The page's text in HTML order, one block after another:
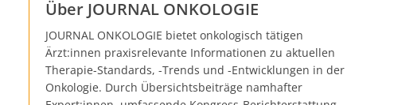
Über JOURNAL ONKOLOGIE
JOURNAL ONKOLOGIE bietet onkologisch tätigen
Ärzt:innen praxisrelevante Informationen zu aktuellen
Therapie-Standards, -Trends und -Entwicklungen in der
Onkologie. Durch Übersichtsbeiträge namhafter